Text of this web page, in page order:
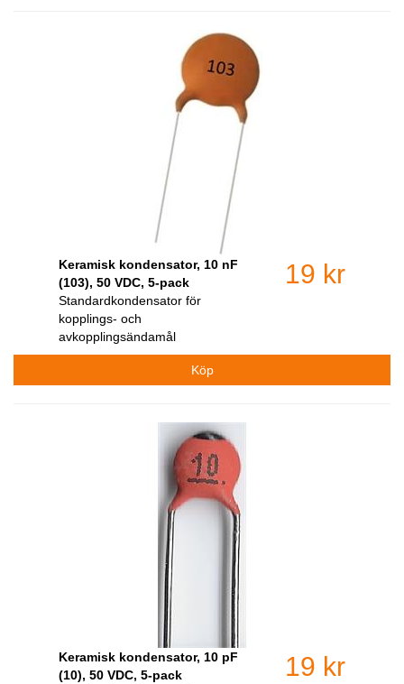
Keramisk kondensator, 10 nF
(103), 50 VDC, 5-pack
Standardkondensator för
kopplings- och
avkopplingsändamål
19 kr
Keramisk kondensator, 10 pF
(10), 50 VDC, 5-pack
19 kr